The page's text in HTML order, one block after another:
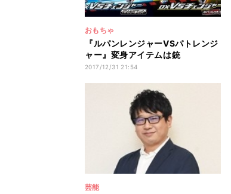
おもちゃ
『ルパンレンジャーVSパトレンジ
ャー』変身アイテムは銃
2017/12/31 21:54
芸能